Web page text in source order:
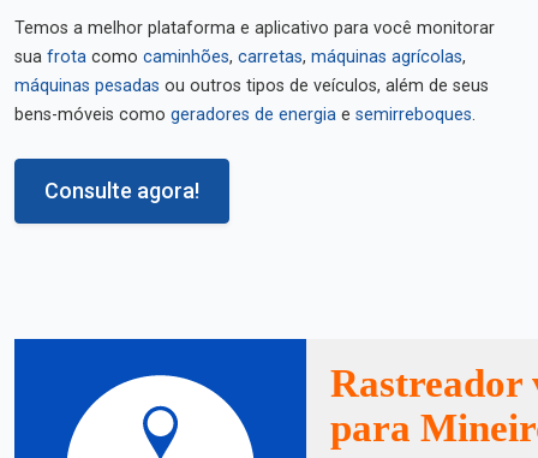
Temos a melhor plataforma e aplicativo para você monitorar
sua frota como caminhões, carretas, máquinas agrícolas,
máquinas pesadas ou outros tipos de veículos, além de seus
bens-móveis como geradores de energia e semirreboques.
Consulte agora!
Rastreador
para